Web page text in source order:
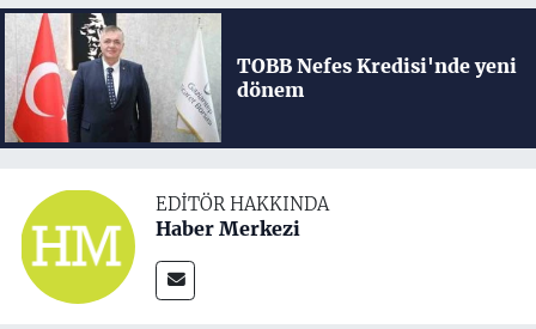
TOBB Nefes Kredisi'nde yeni
dönem
EDITÖR HAKKINDA
Haber Merkezi